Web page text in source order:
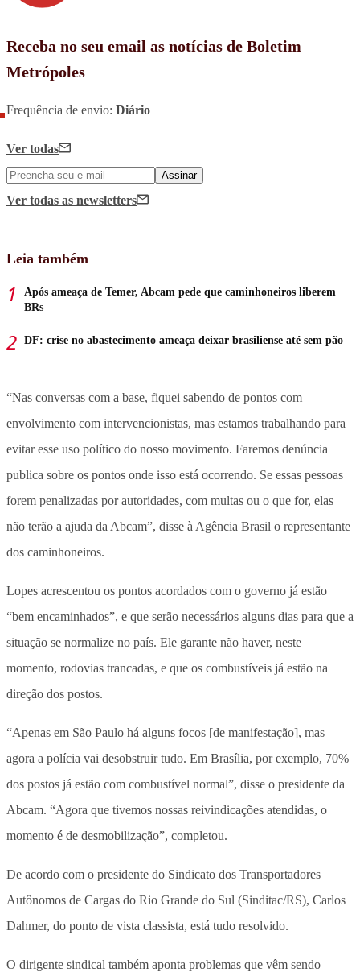
Receba no seu email as notícias de Boletim
Metrópoles
Frequência de envio: Diário
Ver todas
Assinar
Ver todas as newsletters
Leia também
Após ameaça de Temer, Abcam pede que caminhoneiros liberem
BRs
DF: crise no abastecimento ameaça deixar brasiliense até sem pão
“Nas conversas com a base, fiquei sabendo de pontos com
envolvimento com intervencionistas, mas estamos trabalhando para
evitar esse uso político do nosso movimento. Faremos denúncia
publica sobre os pontos onde isso está ocorrendo. Se essas pessoas
forem penalizadas por autoridades, com multas ou o que for, elas
não terão a ajuda da Abcam”, disse à Agência Brasil o representante
dos caminhoneiros.
Lopes acrescentou os pontos acordados com o governo já estão
“bem encaminhados”, e que serão necessários alguns dias para que a
situação se normalize no país. Ele garante não haver, neste
momento, rodovias trancadas, e que os combustíveis já estão na
direção dos postos.
“Apenas em São Paulo há alguns focos [de manifestação], mas
agora a polícia vai desobstruir tudo. Em Brasília, por exemplo, 70%
dos postos já estão com combustível normal”, disse o presidente da
Abcam. “Agora que tivemos nossas reivindicações atendidas, o
momento é de desmobilização”, completou.
De acordo com o presidente do Sindicato dos Transportadores
Autônomos de Cargas do Rio Grande do Sul (Sinditac/RS), Carlos
Dahmer, do ponto de vista classista, está tudo resolvido.
O dirigente sindical também aponta problemas que vêm sendo